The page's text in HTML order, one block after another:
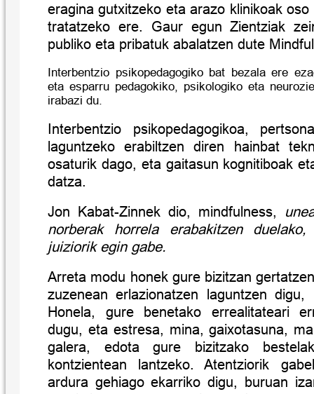
eragina gutxitzeko eta arazo klinikoak
tratatzeko ere. Gaur egun Zientziak
publiko eta pribatuk abalatzen dute
Interbentzio psikopedagogiko bat bezala ere
eta esparru pedagokiko, psikologiko eta
irabazi du.
Interbentzio psikopedagogikoa,
laguntzeko erabiltzen diren hainbat
osaturik dago, eta gaitasun kognitiboak
datza.
Jon Kabat-Zinnek dio, mindfulness,
norberak horrela erabakitzen
juiziorik egin gabe.
Arreta modu honek gure bizitzan
zuzenean erlazionatzen laguntzen digu,
Honela, gure benetako errealitateari
dugu, eta estresa, mina, gaixotasuna,
galera, edota gure bizitzako
kontzientean lantzeko. Atentziorik
ardura gehiago ekarriko digu, buruan